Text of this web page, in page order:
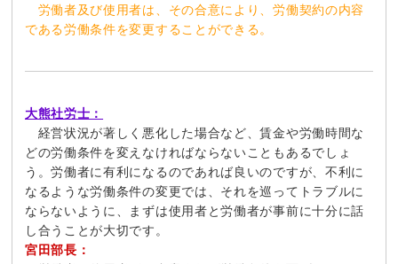
労働者及び使用者は、その合意により、労働契約の内容
である労働条件を変更することができる。
大熊社労士：
経営状況が著しく悪化した場合など、賃金や労働時間な
どの労働条件を変えなければならないこともあるでしょ
う。労働者に有利になるのであれば良いのですが、不利に
なるような労働条件の変更では、それを巡ってトラブルに
ならないように、まずは使用者と労働者が事前に十分に話
し合うことが大切です。
宮田部長：